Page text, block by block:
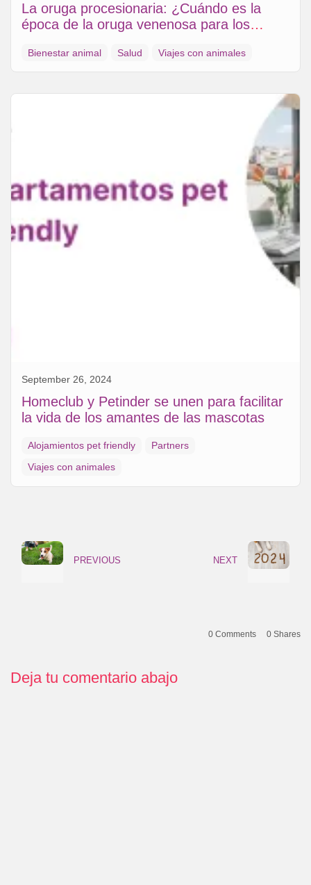
La oruga procesionaria: ¿Cuándo es la
época de la oruga venenosa para los
Bienestar animal Salud Viajes con animales
September 26, 2024
Homeclub y Petinder se unen para facilitar
la vida de los amantes de las mascotas
Alojamientos pet friendly
Partners
Viajes con animales
PREVIOUS NEXT
0 Comments 0 Shares
Deja tu comentario abajo